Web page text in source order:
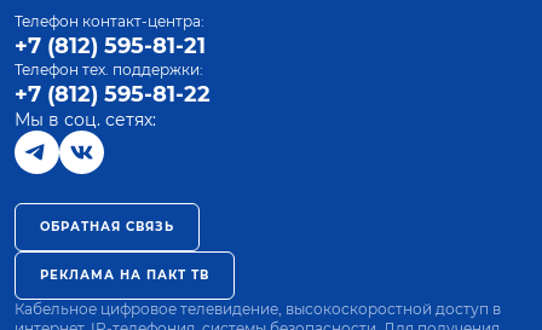
Телефон контакт-центра:
+7 (812) 595-81-21
Телефон тех. поддержки:
+7 (812) 595-81-22
Мы в соц. сетях:
ОБРАТНАЯ СВЯЗЬ
РЕКЛАМА НА ПАКТ ТВ
Кабельное цифровое телевидение, высокоскоростной доступ в